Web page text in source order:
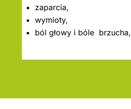
zaparcia,
wymioty,
ból głowy i bóle brzucha,